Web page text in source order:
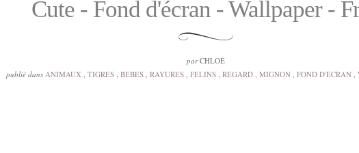
Cute - Fond d'écran - Wallpaper -
parCHLOÉ
publié dans ANIMAUX , TIGRES , BEBES , RAYURES , FELINS , REGARD , MIGNON , FOND D'ECRAN ,